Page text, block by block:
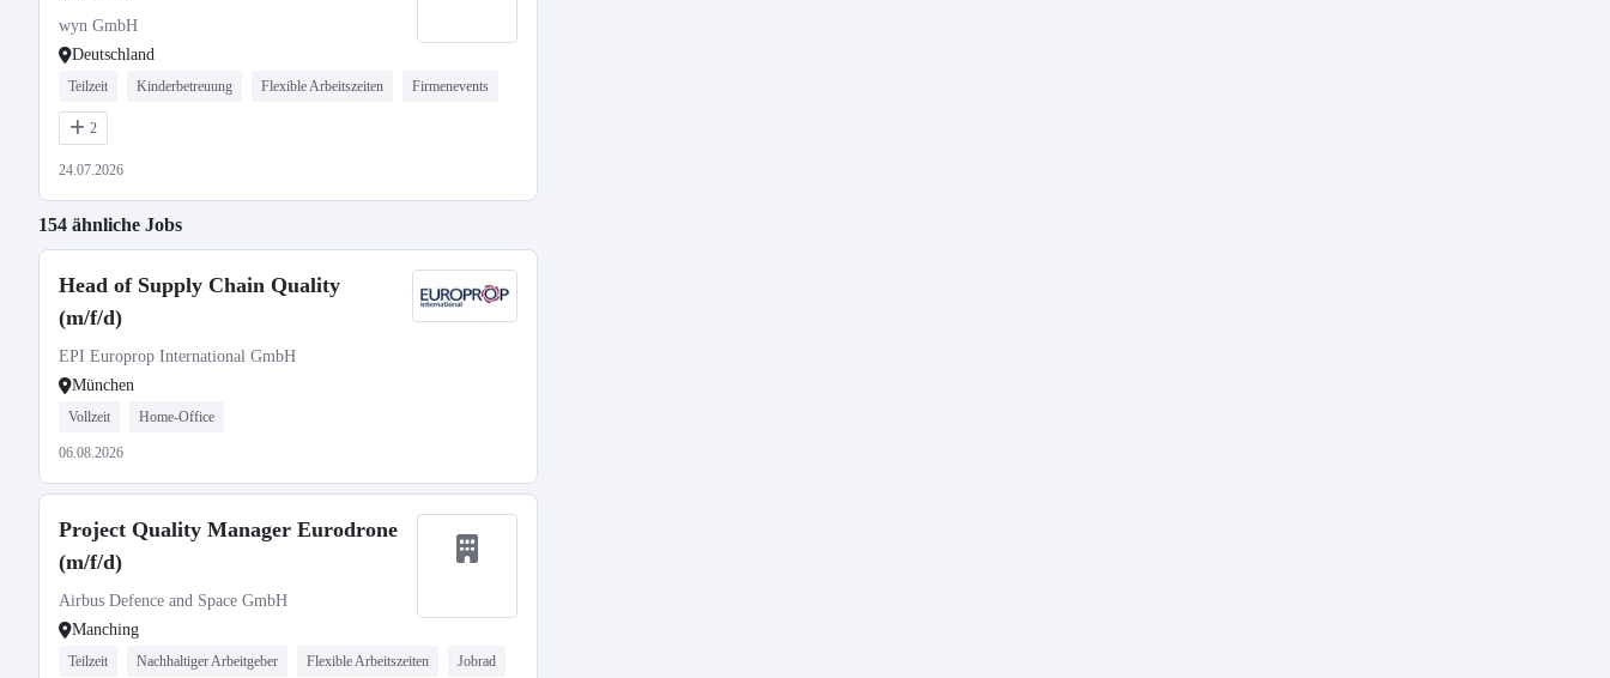
wyn GmbH
Deutschland
Teilzeit Kinderbetreuung Flexible Arbeitszeiten Firmenevents
2
24.07.2026
154 ähnliche Jobs
Head of Supply Chain Quality
(m/f/d)
EPI Europrop International GmbH
München
Vollzeit Home-Office
06.08.2026
Project Quality Manager Eurodrone
(m/f/d)
Airbus Defence and Space GmbH
Manching
Teilzeit Nachhaltiger Arbeitgeber Flexible Arbeitszeiten Jobrad